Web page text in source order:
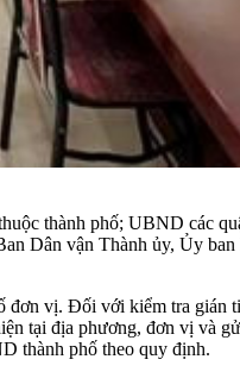
thành phố; UBND các
Dân vận Thành ủy, Ủy
vị. Đối với kiểm tra gián
tại địa phương, đơn vị và
thành phố theo quy định.